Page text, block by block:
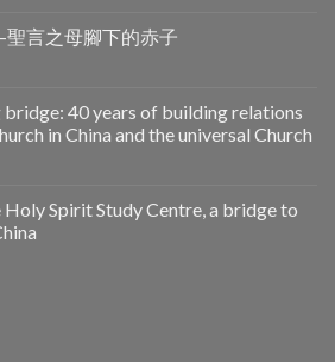
言之母腳下的赤子
bridge: 40 years of building relations
in China and the universal Church
Holy Spirit Study Centre, a bridge to